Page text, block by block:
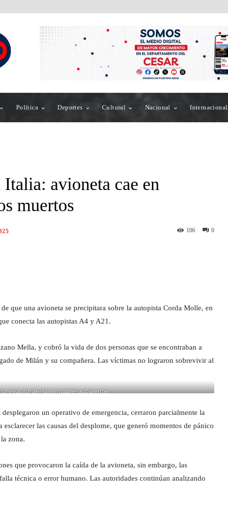
Política Deportes Cultural Nacional Internacional
avioneta cae en
muertos
0
106
que una avioneta se precipitara sobre la autopista Corda Molle, en
conecta las autopistas A4 y A21.
Mella, y cobró la vida de dos personas que se encontraban a
de Milán y su compañera. Las víctimas no lograron sobrevivir al
exacto del lamentable accidente.
un operativo de emergencia, cerraron parcialmente la
las causas del desplome, que generó momentos de pánico
zona.
que provocaron la caída de la avioneta, sin embargo, las
técnica o error humano. Las autoridades continúan analizando